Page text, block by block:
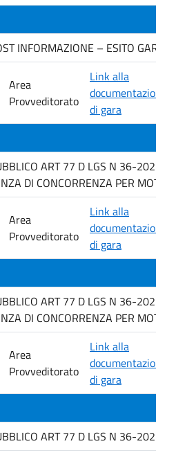
INFORMAZIONE – ESITO
Area
Provveditorato
Link alla
documentazione
di gara
ART 77 D LGS N 36-2023
DI CONCORRENZA PER
Area
Provveditorato
Link alla
documentazione
di gara
ART 77 D LGS N 36-2023
DI CONCORRENZA PER
Area
Provveditorato
Link alla
documentazione
di gara
ART 77 D LGS N 36-2023